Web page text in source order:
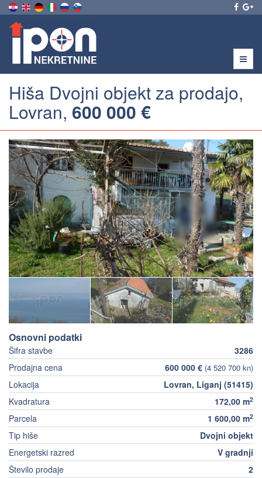
Menu
Hiša Dvojni objekt za prodajo,
Lovran, 600 000 €
Osnovni podatki
Šifra stavbe
3286
Prodajna cena
600 000 € (4 520 700 kn)
Lokacija
Lovran, Liganj (51415)
Kvadratura
172,00 m2
Parcela 1 600,00 m2
Tip hiše
Dvojni objekt
Energetski razred
V gradnji
Število prodaje
2